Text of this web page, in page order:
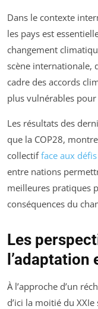
Dans le contexte
les pays est
changement
scène internationale,
cadre des accords
plus vulnérables
Les résultats des
que la COP28,
collectifface aux
entre nations
meilleures pratiques
conséquences du
Les
l’adaptation
À l’approche d’un
d’ici la moitié du